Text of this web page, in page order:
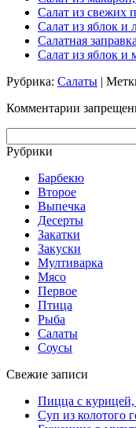
Салат из свежих
Салат из яблок и
Салатная
Салат из яблок и
Рубрика: Салаты |
Комментарии
Рубрики
Барбекю
Второе
Выпечка
Десерты
Закатки
Закуски
Мултиварка
Мясо
Первое
Птица
Рыба
Салаты
Соусы
Свежие записи
Пицца с курицей,
Суп из колотого